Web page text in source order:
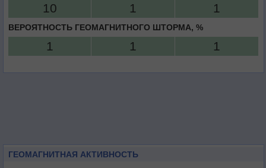
10 1 1
ВЕРОЯТНОСТЬ ГЕОМАГНИТНОГО ШТОРМА, %
1 1 1
ГЕОМАГНИТНАЯ АКТИВНОСТЬ